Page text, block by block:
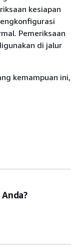
kesiapan
Pemeriksaan
di jalur
kemampuan ini,